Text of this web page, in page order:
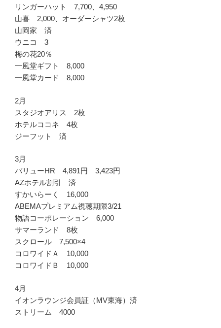
リンガーハット 7,700、4,950
山喜 2,000、オーダーシャツ2枚
山岡家 済
ウニコ 3
梅の花20％
一風堂ギフト 8,000
一風堂カード 8,000
2月
スタジオアリス 2枚
ホテルココネ 4枚
ジーフット 済
3月
バリューHR 4,891円 3,423円
AZホテル割引 済
すかいらーく 16,000
ABEMAプレミアム視聴期限3/21
物語コーポレーション 6,000
サマーランド 8枚
スクロール 7,500×4
コロワイドＡ 10,000
コロワイドＢ 10,000
4月
イオンラウンジ会員証（MV東海）済
ストリーム 4000